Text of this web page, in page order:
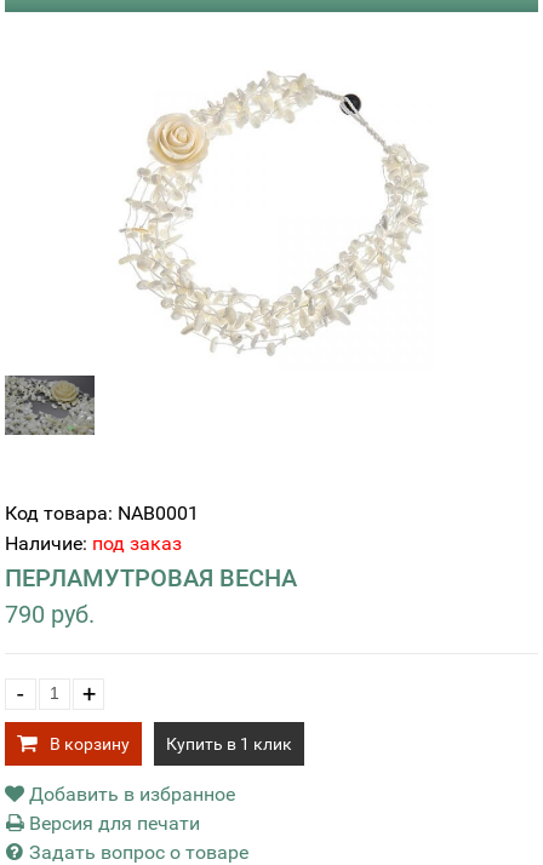
Код товара: NAB0001
Наличие: под заказ
ПЕРЛАМУТРОВАЯ ВЕСНА
790 руб.
- +
В корзину Купить в 1 клик
Добавить в избранное
Версия для печати
Задать вопрос о товаре